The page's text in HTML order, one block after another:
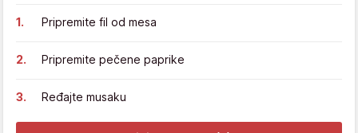
Pripremite fil od mesa
Pripremite pečene paprike
Ređajte musaku